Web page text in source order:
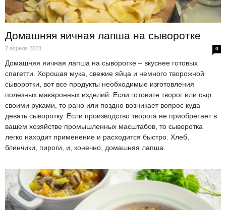
Домашняя яичная лапша на сыворотке
7 апреля 2023 0
Домашняя яичная лапша на сыворотке – вкуснее готовых
спагетти. Хорошая мука, свежие яйца и немного творожной
сыворотки, вот все продукты необходимые изготовления
полезных макаронных изделий. Если готовите творог или сыр
своими руками, то рано или поздно возникает вопрос куда
девать сыворотку. Если производство творога не приобретает в
вашем хозяйстве промышленных масштабов, то сыворотка
легко находит применение и расходится быстро. Хлеб,
блинчики, пироги, и, конечно, домашняя лапша.